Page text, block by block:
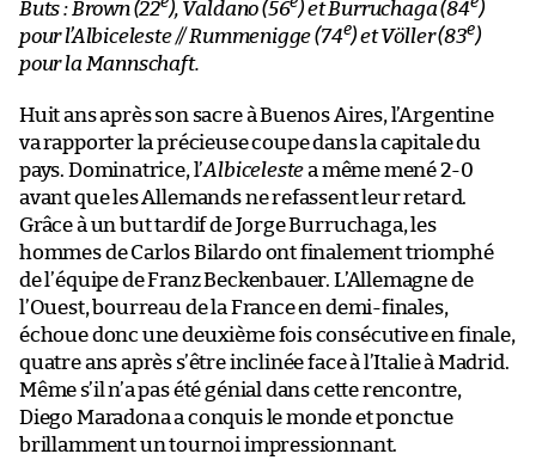
Buts : Brown (22 ), Valdano (56 ) et Burruchaga (84 )
pour l’Albiceleste // Rummenigge (74e) et Völler (83e)
pour la Mannschaft.
Huit ans après son sacre à Buenos Aires, l’Argentine
va rapporter la précieuse coupe dans la capitale du
pays. Dominatrice, l’Albicelestea même mené 2-0
avant que les Allemands ne refassent leur retard.
Grâce à un but tardif de Jorge Burruchaga, les
hommes de Carlos Bilardo ont finalement triomphé
de l’équipe de Franz Beckenbauer. L’Allemagne de
l’Ouest, bourreau de la France en demi-finales,
échoue donc une deuxième fois consécutive en finale,
quatre ans après s’être inclinée face à l’Italie à Madrid.
Même s’il n’a pas été génial dans cette rencontre,
Diego Maradona a conquis le monde et ponctue
brillamment un tournoi impressionnant.